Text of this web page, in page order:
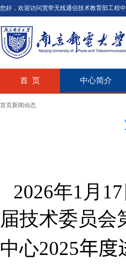
您好，欢迎访问宽带无线通信技术教育部工程
首 页 中心简介
首页新闻动态
2026年1 月 17
届技术委员会
中心2025年度